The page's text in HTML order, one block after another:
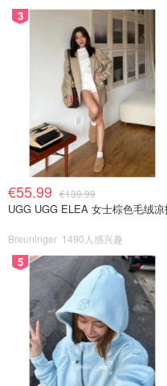
3
€55.99 €139.99
UGG UGG ELEA 女士棕色毛绒
Breuninger 1490人感兴趣
5